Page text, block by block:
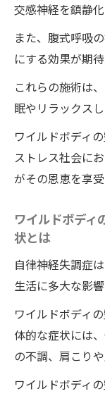
交感神経を鎮静化
また、腹式呼吸
にする効果が期待
これらの施術は
眠やリラックス
ワイルドボディ
ストレス社会に
がその恩恵を享受
ワイルドボディ
状とは
自律神経失調症
生活に多大な影響
ワイルドボディ
体的な症状には
の不調、肩こり
ワイルドボディ